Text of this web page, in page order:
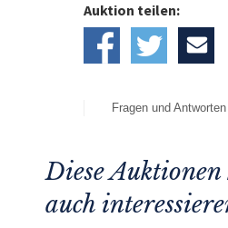
Auktion teilen:
Fragen und
Diese Auktionen
auch